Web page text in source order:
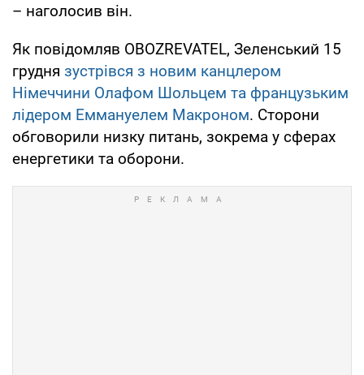
– наголосив він.
Як повідомляв OBOZREVATEL, Зеленський 15
грудня зустрівся з новим канцлером
Німеччини Олафом Шольцем та французьким
лідером Еммануелем Макроном. Сторони
обговорили низку питань, зокрема у сферах
енергетики та оборони.